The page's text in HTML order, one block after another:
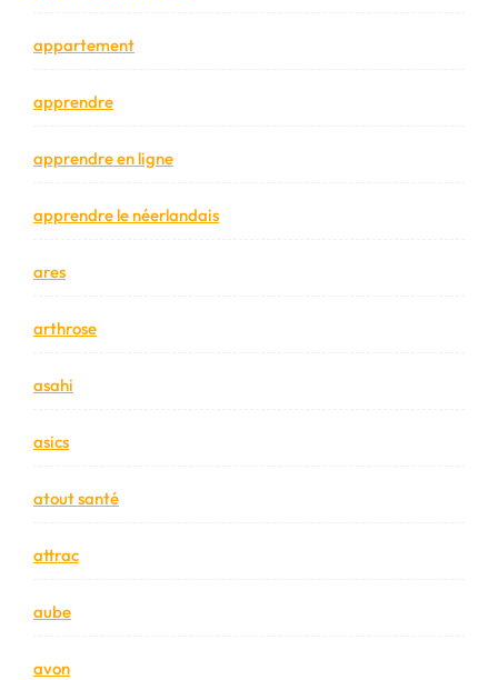
appartement
apprendre
apprendre en ligne
apprendre le néerlandais
ares
arthrose
asahi
asics
atout santé
attrac
aube
avon